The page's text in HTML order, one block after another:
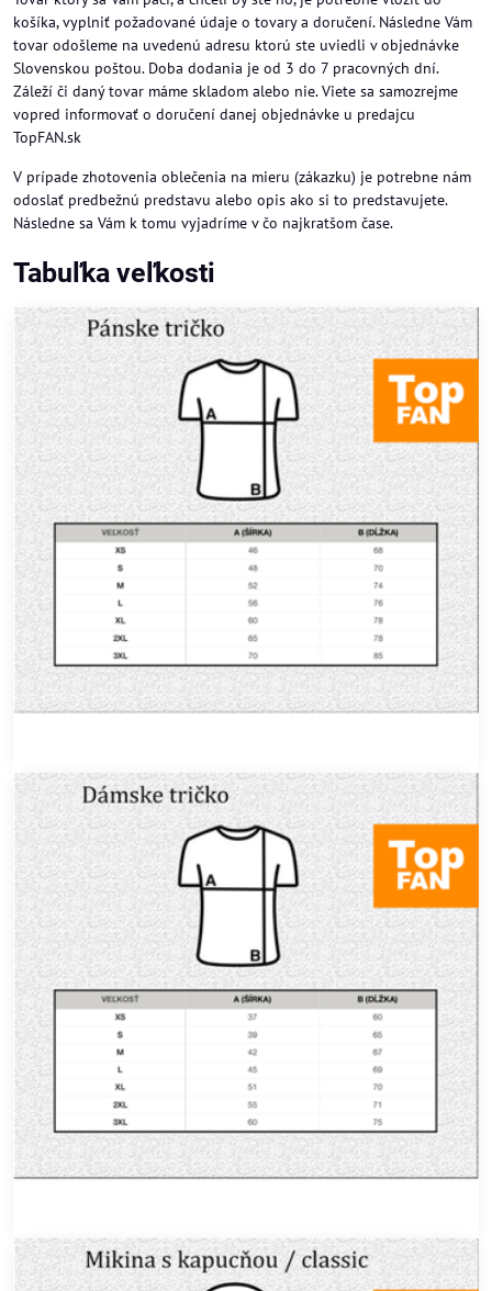
košíka, vyplniť požadované údaje o tovary a doručení. Následne Vám
tovar odošleme na uvedenú adresu ktorú ste uviedli v objednávke
Slovenskou poštou. Doba dodania je od 3 do 7 pracovných dní.
Záleží či daný tovar máme skladom alebo nie. Viete sa samozrejme
vopred informovať o doručení danej objednávke u predajcu
TopFAN.sk
V prípade zhotovenia oblečenia na mieru (zákazku) je potrebne nám
odoslať predbežnú predstavu alebo opis ako si to predstavujete.
Následne sa Vám k tomu vyjadríme v čo najkratšom čase.
Tabuľka veľkosti